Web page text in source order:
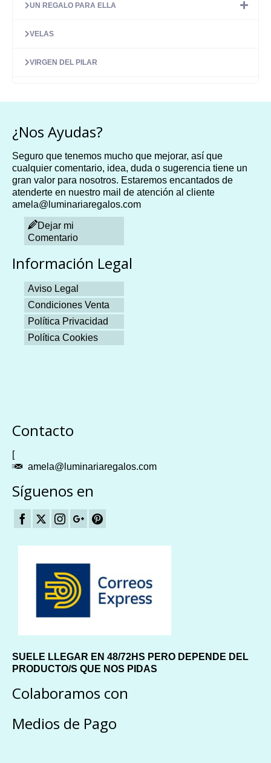
UN REGALO PARA ELLA
VELAS
VIRGEN DEL PILAR
¿Nos Ayudas?
Seguro que tenemos mucho que mejorar, así que
cualquier comentario, idea, duda o sugerencia tiene un
gran valor para nosotros. Estaremos encantados de
atenderte en nuestro mail de atención al cliente
amela@luminariaregalos.com
Dejar mi
Comentario
Información Legal
Aviso Legal
Condiciones Venta
Política Privacidad
Política Cookies
Contacto
[
amela@luminariaregalos.com
Síguenos en
SUELE LLEGAR EN 48/72HS PERO DEPENDE DEL
PRODUCTO/S QUE NOS PIDAS
Colaboramos con
Medios de Pago